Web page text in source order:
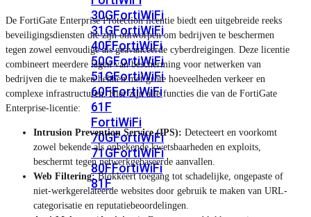
30GFortiWiFi
31GFortiWiFi
40FFortiWiFi
50GFortiWiFi
51GFortiWiFi
60FFortiWiFi
61F
FortiWiFi
70GFortiWiFi
71GFortiWiFi
80FFortiWiFi
81F
De FortiGate Enterprise Protection licentie biedt een uitgebreide reeks
beveiligingsdiensten die zijn ontworpen om bedrijven te beschermen
tegen zowel eenvoudige als geavanceerde cyberdreigingen. Deze licentie
combineert meerdere lagen van bescherming voor netwerken van
bedrijven die te maken hebben met grote hoeveelheden verkeer en
complexe infrastructuren. Hier zijn alle functies die van de FortiGate
Enterprise-licentie:
Intrusion Prevention Service (IPS): Detecteert en voorkomt
zowel bekende als onbekende kwetsbaarheden en exploits,
beschermt tegen netwerkgebaseerde aanvallen.
Web Filtering:Blokkeert toegang tot schadelijke, ongepaste of
niet-werkgerelateerde websites door gebruik te maken van URL-
categorisatie en reputatiebeoordelingen.